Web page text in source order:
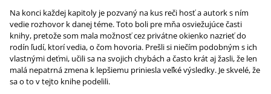
Na konci každej kapitoly je pozvaný na kus reči hosť a autork s ním
vedie rozhovor k danej téme. Toto boli pre mňa osviežujúce časti
knihy, pretože som mala možnosť cez privátne okienko nazrieť do
rodín ľudí, ktorí vedia, o čom hovoria. Prešli si niečím podobným s ich
vlastnými deťmi, učili sa na svojich chybách a často krát aj žasli, že len
malá nepatrná zmena k lepšiemu priniesla veľké výsledky. Je skvelé, že
sa o to v tejto knihe podelili.